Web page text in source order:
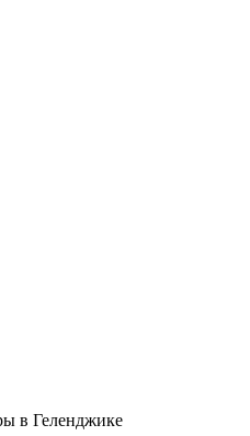
в Геленджике